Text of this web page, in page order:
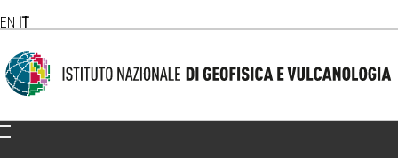
EN IT